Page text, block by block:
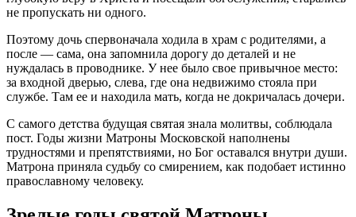
не пропускать ни одного.
Поэтому дочь спервоначала ходила в храм с родителями, а
после — сама, она запомнила дорогу до деталей и не
нуждалась в проводнике. У нее было свое привычное место:
за входной дверью, слева, где она недвижимо стояла при
службе. Там ее и находила мать, когда не докричалась дочери.
С самого детства будущая святая знала молитвы, соблюдала
пост. Годы жизни Матроны Московской наполнены
трудностями и препятствиями, но Бог оставался внутри души.
Матрона приняла судьбу со смирением, как подобает истинно
православному человеку.